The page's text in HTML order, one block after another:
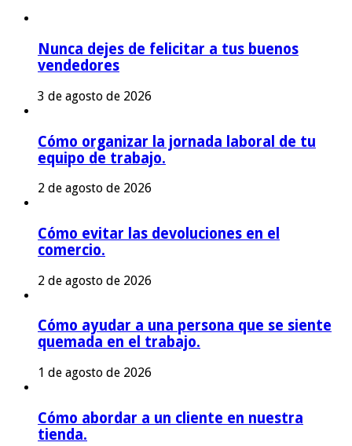
Nunca dejes de felicitar a tus buenos
vendedores
3 de agosto de 2026
Cómo organizar la jornada laboral de tu
equipo de trabajo.
2 de agosto de 2026
Cómo evitar las devoluciones en el
comercio.
2 de agosto de 2026
Cómo ayudar a una persona que se siente
quemada en el trabajo.
1 de agosto de 2026
Cómo abordar a un cliente en nuestra
tienda.